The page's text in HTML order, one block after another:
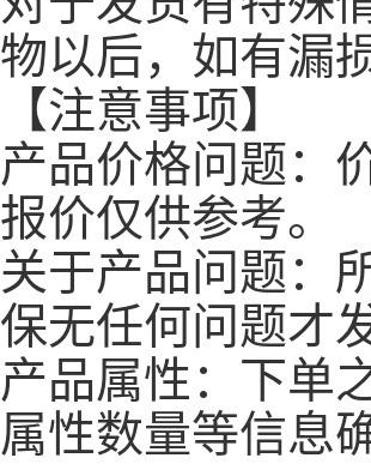
物以后，如有漏
【注意事项】
产品价格问题：
报价仅供参考。
关于产品问题：
保无任何问题才
产品属性：下单
属性数量等信息